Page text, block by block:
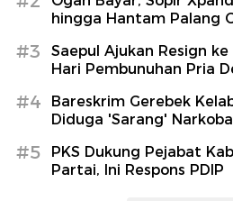
hingga Hantam Palang
#3
Saepul Ajukan Resign
Hari Pembunuhan Pria
#4
Bareskrim Gerebek
Diduga 'Sarang' Narkoba
#5
PKS Dukung Pejabat
Partai, Ini Respons PDIP